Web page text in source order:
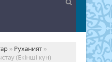
» Руханият »
(Екінші күн)